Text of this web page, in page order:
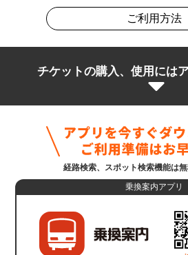
ご利用方法
チケットの購入、使用には
経路検索、スポット検索機能は無
乗換案内アプリ